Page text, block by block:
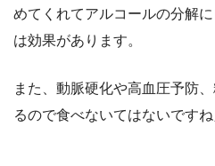
めてくれてアルコールの分解
は効果があります。
また、動脈硬化や高血圧予防
るので食べないてはないですね